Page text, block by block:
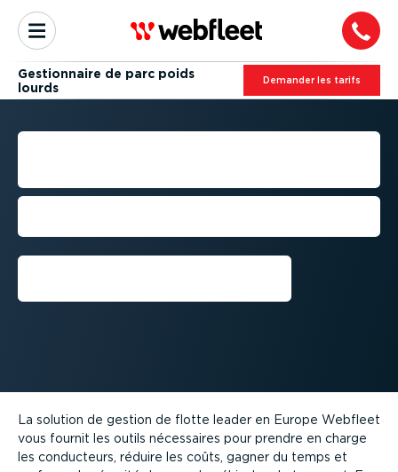
Gestion­naire de parc poids
lourds
Demander les tarifs
GESTION­NAIRE DE PARC
Nos solutions au service de vos enjeux
La solution de gestion de flotte leader en Europe Webfleet
vous fournit les outils nécessaires pour prendre en charge
les conducteurs, réduire les coûts, gagner du temps et